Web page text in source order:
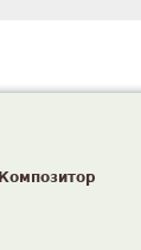
Композитор